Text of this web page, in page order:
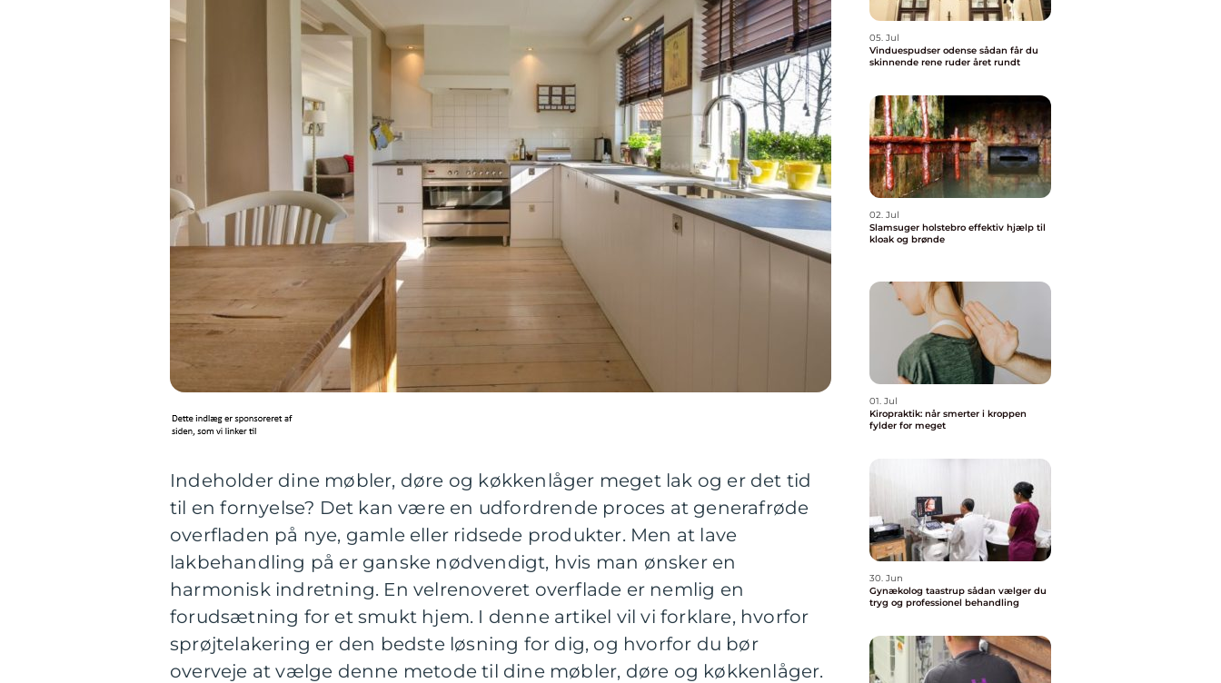
Indeholder dine møbler, døre og køkkenlåger meget lak og er det tid
til en fornyelse? Det kan være en udfordrende proces at generafrøde
overfladen på nye, gamle eller ridsede produkter. Men at lave
lakbehandling på er ganske nødvendigt, hvis man ønsker en
harmonisk indretning. En velrenoveret overflade er nemlig en
forudsætning for et smukt hjem. I denne artikel vil vi forklare, hvorfor
sprøjtelakering er den bedste løsning for dig, og hvorfor du bør
overveje at vælge denne metode til dine møbler, døre og køkkenlåger.
05. Jul
Vinduespudser odense sådan får du
skinnende rene ruder året rundt
02. Jul
Slamsuger holstebro effektiv hjælp til
kloak og brønde
01. Jul
Kiropraktik: når smerter i kroppen
fylder for meget
30. Jun
Gynækolog taastrup sådan vælger du
tryg og professionel behandling